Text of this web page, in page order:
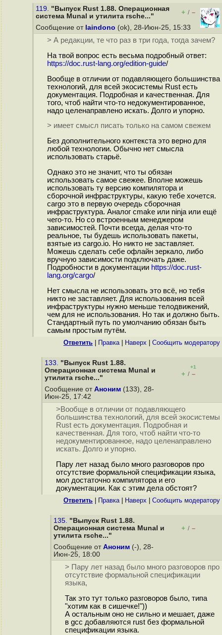
119. "Выпуск Rust 1.88. Операционная
система Munal и утилита rsche..."
+ / –
Сообщение от laindono (ok), 28-Июн-25, 15:33
> А редакции, те что раз в три года, тогда зачем?
На твой вопрос есть весьма подробный ответ:
https://doc.rust-lang.org/edition-guide/
Вообще в отличии от подавляющего большинства
технологий, для всей экосистемы Rust есть
документация. Подробная и качественная. Для
того, чтоб найти что-то недокументированное,
надо целенаправлено искать. Долго и упорно.
> имеет смысл писать только на самом свежем
Без дополнительного контекста это верно для
любой технологии. Обычно нет смысла
использовать старьё.
Однако это не значит, что ты обязан
использовать самое свежее. Вполне можешь
использовать ту версию компилятора и
сборочной инфраструктуры, какую тебе хочется.
cargo это в первую очередь сборочная
инфраструктура. Аналог cmake или ninja или ещё
чего-то. Но со встроенным менеджером
зависимостей. Почти всегда, делая что-то
реальное, ты будешь использовать пакеты,
взятые из cargo.io. Но никто не заставляет.
Можешь сделать себе офлайн зеркало, либо
вручную зависимости подключать даже.
Подробности в документации https://doc.rust-
lang.org/cargo/
Нет смысла не использовать это всё, но тебя
никто не заставляет. Для использования всей
инфраструктуры нужно меньше телодвижений,
чем для не использования. Но так и должно быть.
Стандартный путь по умолчанию обязан быть
самым простым путём.
Ответить Правка| Наверх Cообщить модератору
133. "Выпуск Rust 1.88.
Операционная система Munal и
утилита rsche..."
+1
+ / –
Сообщение от Аноним (133), 28-
Июн-25, 17:42
>Вообще в отличии от подавляющего
большинства технологий, для всей экосистемы
Rust есть документация. Подробная и
качественная. Для того, чтоб найти что-то
недокументированное, надо целенаправлено
искать. Долго и упорно.
Пару лет назад было много разговоров про
отсутствие формальной спецификации языка,
мол достаточно компилятора и его
документации. Как с этим дела обстоят?
Ответить Правка| Наверх Cообщить модератору
135. "Выпуск Rust 1.88.
Операционная система Munal и
утилита rsche..."
+ / –
Сообщение от Аноним (-), 28-
Июн-25, 18:00
> Пару лет назад было много разговоров про
отсутствие формальной спецификации
языка,
Так это тут только разговоров было, типа
"хотим как в сишечке!"))
А остальным оно не сильно и мешает, даже
в gcc добавляются rust без формальной
спецификации языка.